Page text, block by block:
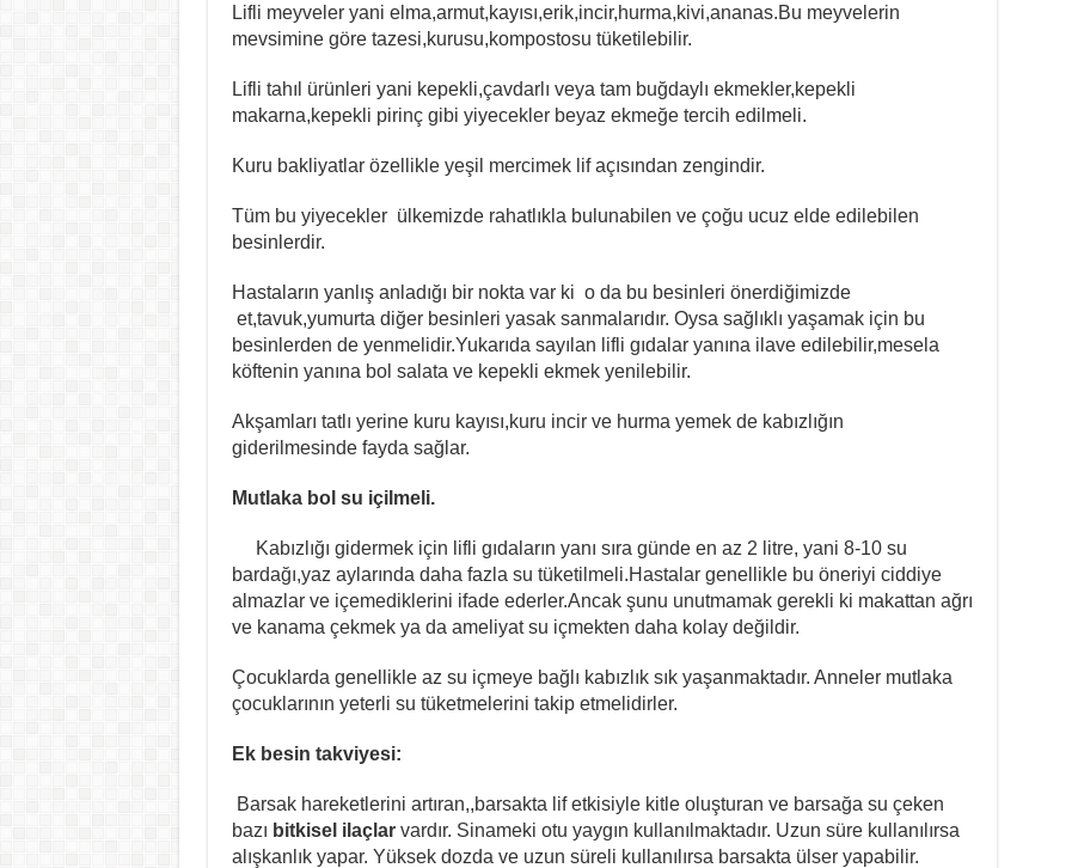
Lifli meyveler yani elma,armut,kayısı,erik,incir,hurma,kivi,ananas.Bu meyvelerin
mevsimine göre tazesi,kurusu,kompostosu tüketilebilir.
Lifli tahıl ürünleri yani kepekli,çavdarlı veya tam buğdaylı ekmekler,kepekli
makarna,kepekli pirinç gibi yiyecekler beyaz ekmeğe tercih edilmeli.
Kuru bakliyatlar özellikle yeşil mercimek lif açısından zengindir.
Tüm bu yiyecekler ülkemizde rahatlıkla bulunabilen ve çoğu ucuz elde edilebilen
besinlerdir.
Hastaların yanlış anladığı bir nokta var ki o da bu besinleri önerdiğimizde
et,tavuk,yumurta diğer besinleri yasak sanmalarıdır. Oysa sağlıklı yaşamak için bu
besinlerden de yenmelidir.Yukarıda sayılan lifli gıdalar yanına ilave edilebilir,mesela
köftenin yanına bol salata ve kepekli ekmek yenilebilir.
Akşamları tatlı yerine kuru kayısı,kuru incir ve hurma yemek de kabızlığın
giderilmesinde fayda sağlar.
Mutlaka bol su içilmeli.
Kabızlığı gidermek için lifli gıdaların yanı sıra günde en az 2 litre, yani 8-10 su
bardağı,yaz aylarında daha fazla su tüketilmeli.Hastalar genellikle bu öneriyi ciddiye
almazlar ve içemediklerini ifade ederler.Ancak şunu unutmamak gerekli ki makattan ağrı
ve kanama çekmek ya da ameliyat su içmekten daha kolay değildir.
Çocuklarda genellikle az su içmeye bağlı kabızlık sık yaşanmaktadır. Anneler mutlaka
çocuklarının yeterli su tüketmelerini takip etmelidirler.
Ek besin takviyesi:
Barsak hareketlerini artıran,,barsakta lif etkisiyle kitle oluşturan ve barsağa su çeken
bazı bitkisel ilaçlarvardır. Sinameki otu yaygın kullanılmaktadır. Uzun süre kullanılırsa
alışkanlık yapar. Yüksek dozda ve uzun süreli kullanılırsa barsakta ülser yapabilir.